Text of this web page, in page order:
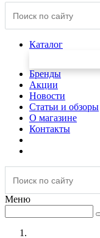
Каталог
Бренды
Акции
Новости
Статьи и обзоры
О магазине
Контакты
Меню